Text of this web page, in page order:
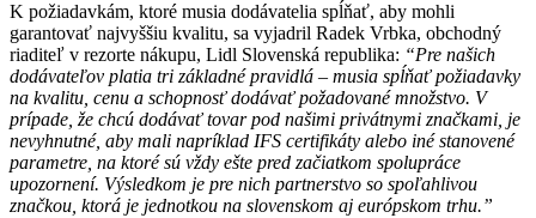
K požiadavkám, ktoré musia dodávatelia spĺňať, aby mohli
garantovať najvyššiu kvalitu, sa vyjadril Radek Vrbka, obchodný
riaditeľ v rezorte nákupu, Lidl Slovenská republika: “Pre našich
dodávateľov platia tri základné pravidlá – musia spĺňať požiadavky
na kvalitu, cenu a schopnosť dodávať požadované množstvo. V
prípade, že chcú dodávať tovar pod našimi privátnymi značkami, je
nevyhnutné, aby mali napríklad IFS certifikáty alebo iné stanovené
parametre, na ktoré sú vždy ešte pred začiatkom spolupráce
upozornení. Výsledkom je pre nich partnerstvo so spoľahlivou
značkou, ktorá je jednotkou na slovenskom aj európskom trhu.”